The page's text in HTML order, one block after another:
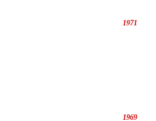
1971
1969